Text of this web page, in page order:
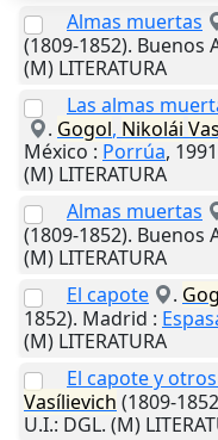
Almas muertas
(1809-1852). Buenos
(M) LITERATURA
Las almas
. Gogol, Nikolái
México : Porrúa, 1991
(M) LITERATURA
Almas muertas
(1809-1852). Buenos
(M) LITERATURA
El capote
.
1852). Madrid :
(M) LITERATURA
El capote y
Vasílievich (1809-
U.I.: DGL. (M)